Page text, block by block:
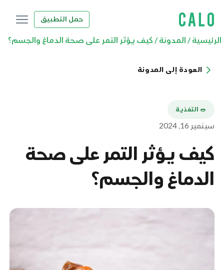
حمل التطبيق
الرئيسية/ المدونة/ كيف يؤثر التمر على صحة الدماغ والجسم؟
العودة إلى المدونة
🥗 التغذية
سبتمبر 16, 2024
كيف يؤثر التمر على صحة
الدماغ والجسم؟